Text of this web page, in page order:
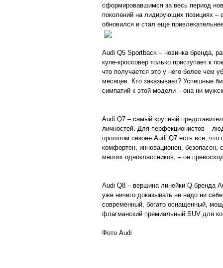
сформировавшимся за весь период
поколений на лидирующих позициях –
обновился и стал еще
Audi Q5 Sportback – новинка бренда,
купе-кроссовер только приступает к
что получается это у него более чем
месяцев. Кто заказывает? Успешные
симпатий к этой модели – она ни
Audi Q7 – самый крупный
личностей. Для перфекционистов –
прошлом сезоне Audi Q7 есть все,
комфортен, инновационен,
многих одноклассников, – он
Audi Q8 – вершина линейки Q бренда
уже ничего доказывать не надо ни
современный, богато оснащенный,
флагманский премиальный SUV для
Фото Audi